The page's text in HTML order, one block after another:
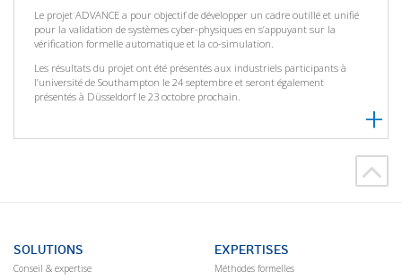
Le projet ADVANCE a pour objectif de développer un cadre outillé et unifié
pour la validation de systèmes cyber-physiques en s’appuyant sur la
vérification formelle automatique et la co-simulation.
Les résultats du projet ont été présentés aux industriels participants à
l’université de Southampton le 24 septembre et seront également
présentés à Düsseldorf le 23 octobre prochain.
SOLUTIONS
Conseil & expertise
EXPERTISES
Méthodes formelles